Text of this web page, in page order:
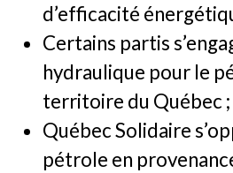
d’efficacité
Certains partis
hydraulique pour le
territoire du Québec ;
Québec Solidaire
pétrole en